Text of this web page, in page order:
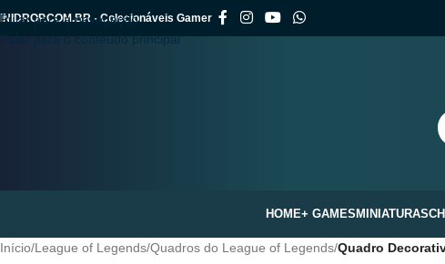
Pular para a navegação
Pular para o conteúdo principal
- Colecionáveis Gamer
HOME+ GAMES MINIATURAS
Início/League of Legends/Quadros do League of Legends/Quadro